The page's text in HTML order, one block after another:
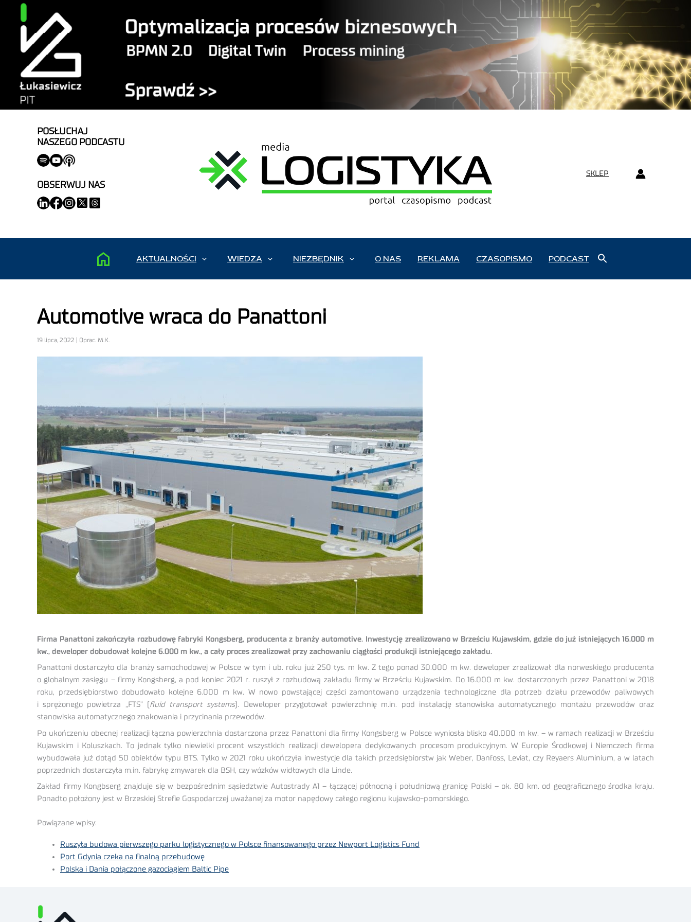
POSŁUCHAJ
NASZEGO PODCASTU
OBSERWUJ NAS
SKLEP
AKTUALNOŚCI WIEDZA NIEZBĘDNIK O NAS REKLAMA CZASOPISMO PODCAST
Automotive wraca do Panattoni
19 lipca, 2022 | Oprac. M.K.
Firma Panattoni zakończyła rozbudowę fabryki Kongsberg, producenta z branży automotive. Inwestycję zrealizowano w Brześciu Kujawskim, gdzie do już istniejących 16.000 m
kw., deweloper dobudował kolejne 6.000 m kw., a cały proces zrealizował przy zachowaniu ciągłości produkcji istniejącego zakładu.
Panattoni dostarczyło dla branży samochodowej w Polsce w tym i ub. roku już 250 tys. m kw. Z tego ponad 30.000 m kw. deweloper zrealizował dla norweskiego producenta
o globalnym zasięgu – firmy Kongsberg, a pod koniec 2021 r. ruszył z rozbudową zakładu firmy w Brześciu Kujawskim. Do 16.000 m kw. dostarczonych przez Panattoni w 2018
roku, przedsiębiorstwo dobudowało kolejne 6.000 m kw. W nowo powstającej części zamontowano urządzenia technologiczne dla potrzeb działu przewodów paliwowych
i sprężonego powietrza „FTS” ( fluid transport systems). Deweloper przygotował powierzchnię m.in. pod instalację stanowiska automatycznego montażu przewodów oraz
stanowiska automatycznego znakowania i przycinania przewodów.
Po ukończeniu obecnej realizacji łączna powierzchnia dostarczona przez Panattoni dla firmy Kongsberg w Polsce wyniosła blisko 40.000 m kw. – w ramach realizacji w Brześciu
Kujawskim i Koluszkach. To jednak tylko niewielki procent wszystkich realizacji dewelopera dedykowanych procesom produkcyjnym. W Europie Środkowej i Niemczech firma
wybudowała już dotąd 50 obiektów typu BTS. Tylko w 2021 roku ukończyła inwestycje dla takich przedsiębiorstw jak Weber, Danfoss, Leviat, czy Reyaers Aluminium, a w latach
poprzednich dostarczyła m.in. fabrykę zmywarek dla BSH, czy wózków widłowych dla Linde.
Zakład firmy Kongbserg znajduje się w bezpośrednim sąsiedztwie Autostrady A1 – łączącej północną i południową granicę Polski – ok. 80 km. od geograficznego środka kraju.
Ponadto położony jest w Brzeskiej Strefie Gospodarczej uważanej za motor napędowy całego regionu kujawsko-pomorskiego.
Powiązane wpisy:
Ruszyła budowa pierwszego parku logistycznego w Polsce finansowanego przez Newport Logistics Fund
Port Gdynia czeka na finalną przebudowę
Polska i Dania połączone gazociągiem Baltic Pipe